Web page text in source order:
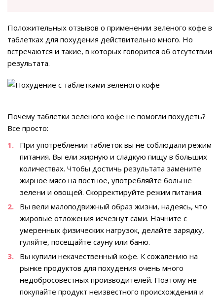
Положительных отзывов о применении зеленого кофе в
таблетках для похудения действительно много. Но
встречаются и такие, в которых говорится об отсутствии
результата.
Почему таблетки зеленого кофе не помогли похудеть?
Все просто:
При употреблении таблеток вы не соблюдали режим
питания. Вы ели жирную и сладкую пищу в больших
количествах. Чтобы достичь результата замените
жирное мясо на постное, употребляйте больше
зелени и овощей. Скорректируйте режим питания.
Вы вели малоподвижный образ жизни, надеясь, что
жировые отложения исчезнут сами. Начните с
умеренных физических нагрузок, делайте зарядку,
гуляйте, посещайте сауну или баню.
Вы купили некачественный кофе. К сожалению на
рынке продуктов для похудения очень много
недобросовестных производителей. Поэтому не
покупайте продукт неизвестного происхождения и